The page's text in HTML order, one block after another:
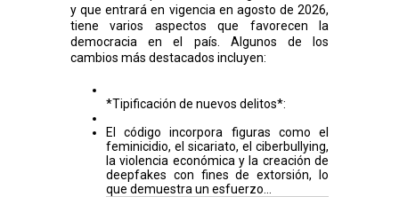
y que entrará en vigencia en agosto de 2026,
tiene varios aspectos que favorecen la
democracia en el país. Algunos de los
cambios más destacados incluyen:
*Tipificación de nuevos delitos*:
El código incorpora figuras como el
feminicidio, el sicariato, el ciberbullying,
la violencia económica y la creación de
deepfakes con fines de extorsión, lo
que demuestra un esfuerzo...